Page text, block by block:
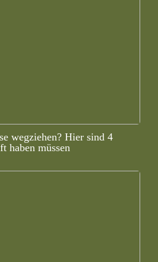
wegziehen? Hier sind 4
haben müssen